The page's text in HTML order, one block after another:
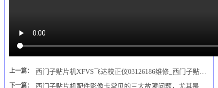
上一篇： 西门子贴片机XFVS飞达校正仪03126186维修_西门子贴片机代理商_贴片机
下一篇： 西门子贴片机配件影像卡常见的三大故障问题，尤其是蕞后一个，很多人都不知道！